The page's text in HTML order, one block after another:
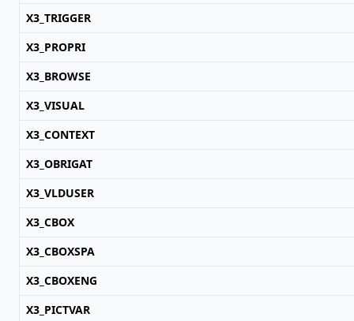
X3_TRIGGER
X3_PROPRI
X3_BROWSE
X3_VISUAL
X3_CONTEXT
X3_OBRIGAT
X3_VLDUSER
X3_CBOX
X3_CBOXSPA
X3_CBOXENG
X3_PICTVAR